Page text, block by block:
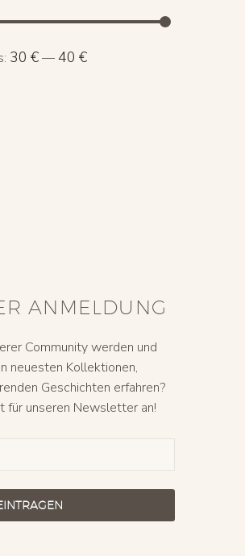
30 €—40 €
ANMELDUNG
Community werden und
neuesten Kollektionen,
Geschichten erfahren?
für unseren Newsletter an!